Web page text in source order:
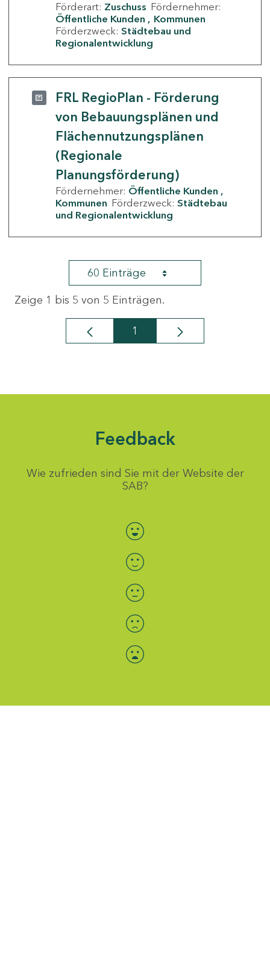
Förderart: Zuschuss Fördernehmer:
Öffentliche Kunden
Kommunen
Förderzweck: Städtebau und
Regionalentwicklung
FRL RegioPlan - Förderung
von Bebauungsplänen und
Flächennutzungsplänen
(Regionale
Planungsförderung)
Fördernehmer: Öffentliche Kunden
Kommunen Förderzweck: Städtebau
und Regionalentwicklung
60 Einträge
Zeige 1 bis 5 von 5 Einträgen.
Seite
1
Feedback
Wie zufrieden sind Sie mit der Website der
SAB?
Bewertung auswählen